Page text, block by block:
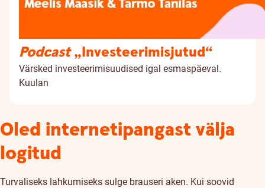
Podcast„Investeerimisjutud“
Värsked investeerimisuudised igal esmaspäeval.
Kuulan
Oled internetipangast välja
logitud
Turvaliseks lahkumiseks sulge brauseri aken. Kui soovid